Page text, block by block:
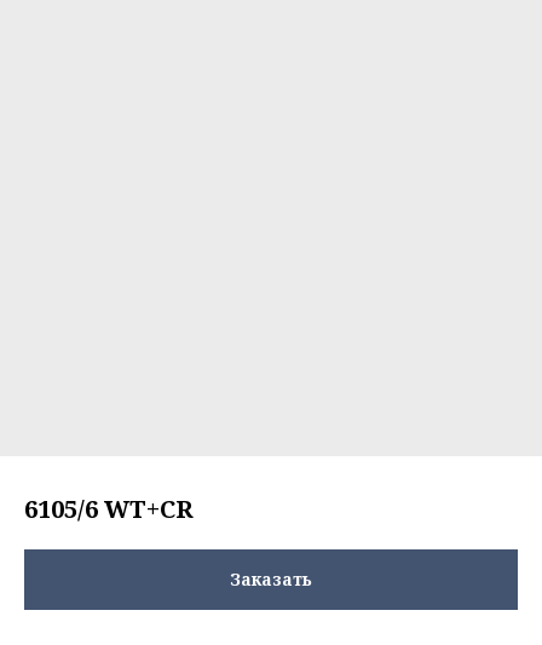
6105/6 WT+CR
Заказать